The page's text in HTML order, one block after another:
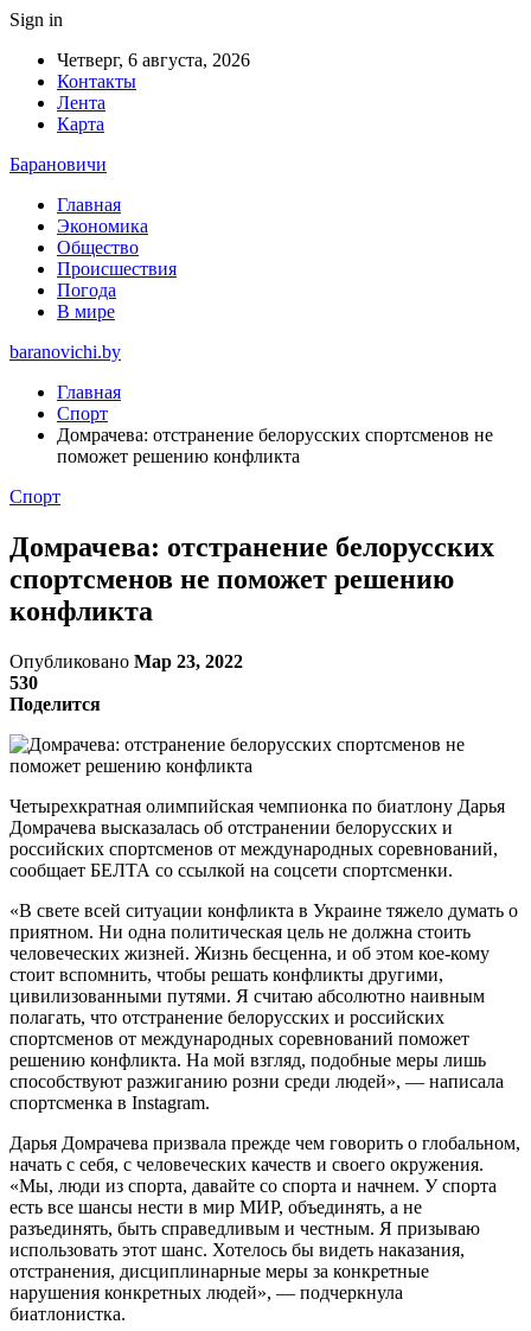
Sign in
Четверг, 6 августа, 2026
Контакты
Лента
Карта
Барановичи
Главная
Экономика
Общество
Происшествия
Погода
В мире
baranovichi.by
Главная
Спорт
Домрачева: отстранение белорусских спортсменов не
поможет решению конфликта
Спорт
Домрачева: отстранение белорусских
спортсменов не поможет решению
конфликта
Опубликовано Мар 23, 2022
530
Поделится
Четырехкратная олимпийская чемпионка по биатлону Дарья
Домрачева высказалась об отстранении белорусских и
российских спортсменов от международных соревнований,
сообщает БЕЛТА со ссылкой на соцсети спортсменки.
«В свете всей ситуации конфликта в Украине тяжело думать о
приятном. Ни одна политическая цель не должна стоить
человеческих жизней. Жизнь бесценна, и об этом кое-кому
стоит вспомнить, чтобы решать конфликты другими,
цивилизованными путями. Я считаю абсолютно наивным
полагать, что отстранение белорусских и российских
спортсменов от международных соревнований поможет
решению конфликта. На мой взгляд, подобные меры лишь
способствуют разжиганию розни среди людей», — написала
спортсменка в Instagram.
Дарья Домрачева призвала прежде чем говорить о глобальном,
начать с себя, с человеческих качеств и своего окружения.
«Мы, люди из спорта, давайте со спорта и начнем. У спорта
есть все шансы нести в мир МИР, объединять, а не
разъединять, быть справедливым и честным. Я призываю
использовать этот шанс. Хотелось бы видеть наказания,
отстранения, дисциплинарные меры за конкретные
нарушения конкретных людей», — подчеркнула
биатлонистка.